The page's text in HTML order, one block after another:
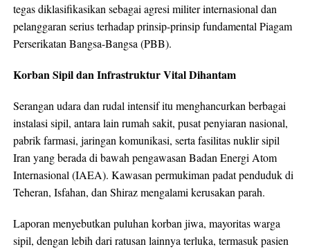
tegas diklasifikasikan sebagai agresi militer internasional dan
pelanggaran serius terhadap prinsip-prinsip fundamental Piagam
Perserikatan Bangsa-Bangsa (PBB).
Korban Sipil dan Infrastruktur Vital Dihantam
Serangan udara dan rudal intensif itu menghancurkan berbagai
instalasi sipil, antara lain rumah sakit, pusat penyiaran nasional,
pabrik farmasi, jaringan komunikasi, serta fasilitas nuklir sipil
Iran yang berada di bawah pengawasan Badan Energi Atom
Internasional (IAEA). Kawasan permukiman padat penduduk di
Teheran, Isfahan, dan Shiraz mengalami kerusakan parah.
Laporan menyebutkan puluhan korban jiwa, mayoritas warga
sipil, dengan lebih dari ratusan lainnya terluka, termasuk pasien